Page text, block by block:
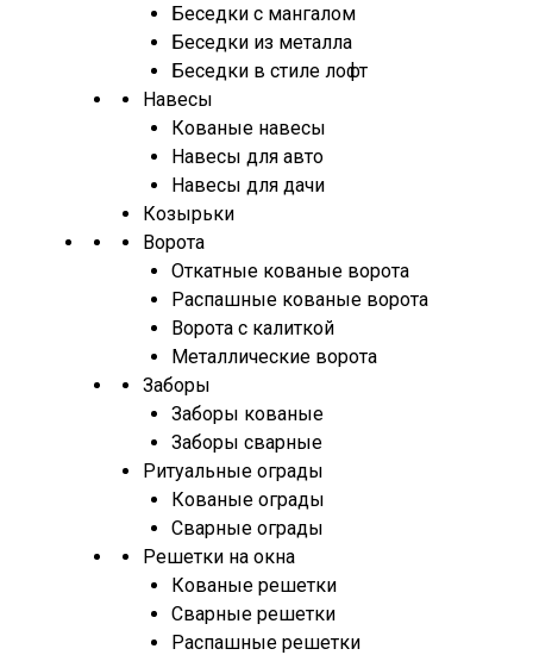
Беседки с мангалом
Беседки из металла
Беседки в стиле лофт
Навесы
Кованые навесы
Навесы для авто
Навесы для дачи
Козырьки
Ворота
Откатные кованые ворота
Распашные кованые ворота
Ворота с калиткой
Металлические ворота
Заборы
Заборы кованые
Заборы сварные
Ритуальные ограды
Кованые ограды
Сварные ограды
Решетки на окна
Кованые решетки
Сварные решетки
Распашные решетки